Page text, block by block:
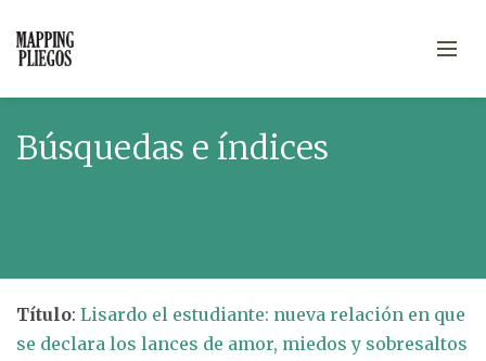
Búsquedas e índices
Título: Lisardo el estudiante: nueva relación en que
se declara los lances de amor, miedos y sobresaltos